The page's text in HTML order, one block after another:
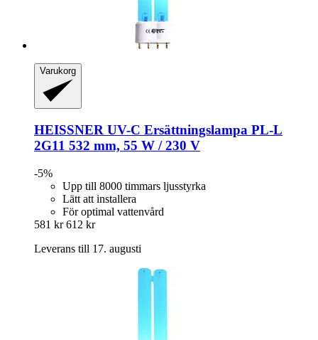
Varukorg
HEISSNER UV-​C Ersättningslampa PL-​L
2G11 532 mm, 55 W / 230 V
-5%
Upp till 8000 timmars ljusstyrka
Lätt att installera
För optimal vattenvård
581 kr 612 kr
Leverans till 17. augusti